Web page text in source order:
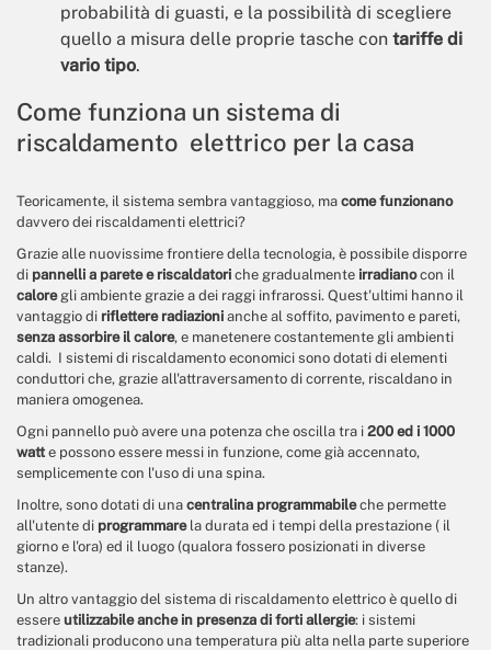
probabilità di guasti, e la possibilità di scegliere
quello a misura delle proprie tasche con tariffe di
vario tipo.
Come funziona un sistema di
riscaldamento elettrico per la casa
​Teoricamente, il sistema sembra vantaggioso, ma come funzionano
davvero dei riscaldamenti elettrici?
Grazie alle nuovissime frontiere della tecnologia, è possibile disporre
di pannelli a parete e riscaldatori che gradualmente irradianocon il
caloregli ambiente grazie a dei raggi infrarossi. Quest'ultimi hanno il
vantaggio di riflettere radiazioni anche al soffito, pavimento e pareti,
senza assorbire il calore, e manetenere costantemente gli ambienti
caldi. I sistemi di riscaldamento economici sono dotati di elementi
conduttori che, grazie all'attraversamento di corrente, riscaldano in
maniera omogenea.
Ogni pannello può avere una potenza che oscilla tra i 200 ed i 1000
watt e possono essere messi in funzione, come già accennato,
semplicemente con l'uso di una spina.
Inoltre, sono dotati di una centralina programmabileche permette
all'utente di programmarela durata ed i tempi della prestazione ( il
giorno e l'ora) ed il luogo (qualora fossero posizionati in diverse
stanze).
Un altro vantaggio del sistema di riscaldamento elettrico è quello di
essere utilizzabile anche in presenza di forti allergie: i sistemi
tradizionali producono una temperatura più alta nella parte superiore